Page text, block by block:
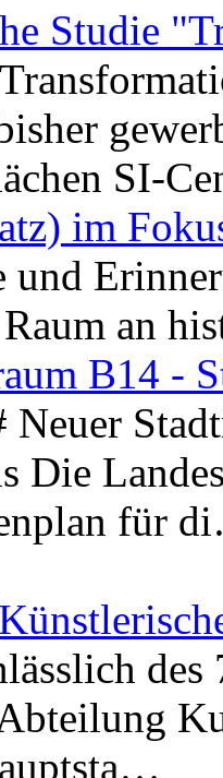
Studie
SI-
im
und
an
B14 -
Neuer
Die
für